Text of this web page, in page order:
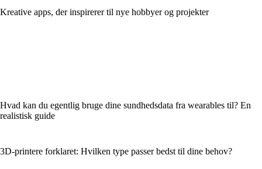
Kreative apps, der inspirerer til nye hobbyer og projekter
Hvad kan du egentlig bruge dine sundhedsdata fra wearables til? En
realistisk guide
3D-printere forklaret: Hvilken type passer bedst til dine behov?